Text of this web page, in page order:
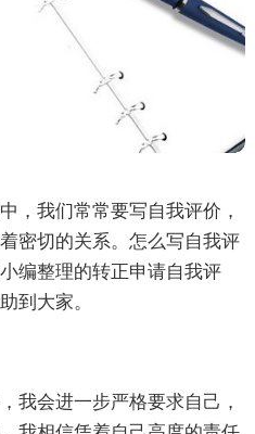
，我们常常要写自我评价，
密切的关系。怎么写自我评
编整理的转正申请自我评
到大家。
我会进一步严格要求自己，